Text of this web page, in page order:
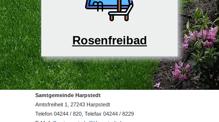
Rosenfreibad
Samtgemeinde Harpstedt
Amtsfreiheit 1, 27243 Harpstedt
Telefon 04244 / 820, Telefax 04244 / 8229